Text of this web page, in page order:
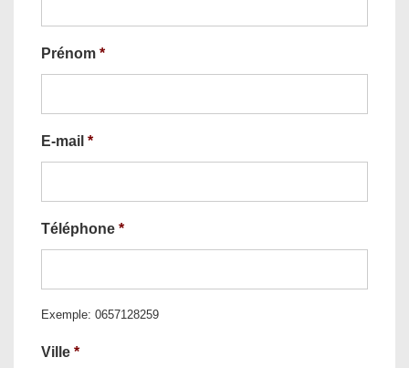
Prénom *
E-mail *
Téléphone *
Exemple: 0657128259
Ville *